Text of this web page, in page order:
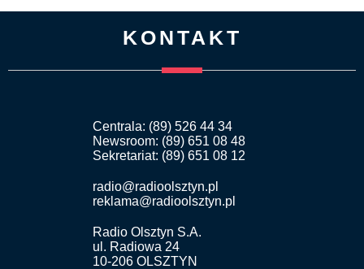
KONTAKT
Centrala: (89) 526 44 34
Newsroom: (89) 651 08 48
Sekretariat: (89) 651 08 12
radio@radioolsztyn.pl
reklama@radioolsztyn.pl
Radio Olsztyn S.A.
ul. Radiowa 24
10-206 OLSZTYN